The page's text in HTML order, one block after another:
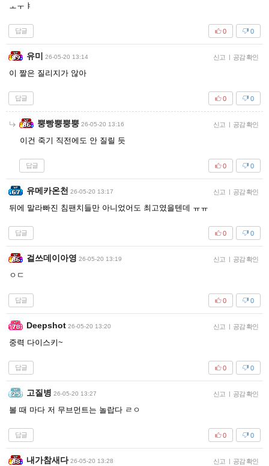
ㅗㅜㅑ
답글 0
0
유미 26-05-20 13:14 신고 | 공감 확인
이 짤은 질리지가 않아
답글 0
0
뿡빵뿡뿡뿡 26-05-20 13:16 신고 | 공감 확인
이건 죽기 직전에도 안 질릴 듯
답글 0
0
유메카온천 26-05-20 13:17 신고 | 공감 확인
뒤에 말라빠진 침팬치들만 아니었어도 최고였을텐데 ㅠㅠ
답글 0
0
걸쓰데이아영 26-05-20 13:19 신고 | 공감 확인
ㅇㄷ
답글 0
0
Deepshot 26-05-20 13:20 신고 | 공감 확인
중력 다이스키~
답글 0
0
고질병 26-05-20 13:27 신고 | 공감 확인
볼 때 마다 저 무브먼트는 놀랍다 ㄹㅇ
답글 0
0
내가참새다 26-05-20 13:28 신고 | 공감 확인